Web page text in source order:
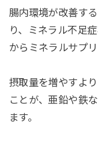
腸内環境が改善す
り、ミネラル不足
からミネラルサプ
摂取量を増やすよ
ことが、亜鉛や鉄
ます。